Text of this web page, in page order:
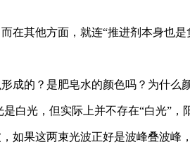
其他方面，就连“推进剂本身也是
成的？是肥皂水的颜色吗？为什么
白光，但实际上并不存在“白光”
如果这两束光波正好是波峰叠波